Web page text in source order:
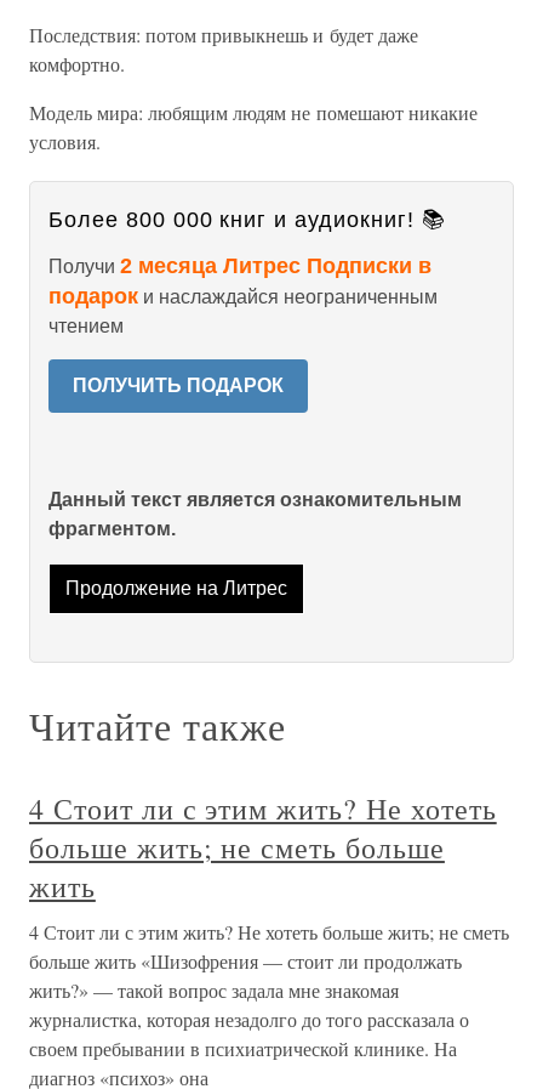
Последствия: потом привыкнешь и будет даже
комфортно.
Модель мира: любящим людям не помешают никакие
условия.
Более 800 000 книг и аудиокниг! 📚
Получи 2 месяца Литрес Подписки в
подарок и наслаждайся неограниченным
чтением
ПОЛУЧИТЬ ПОДАРОК
Данный текст является ознакомительным
фрагментом.
Продолжение на Литрес
Читайте также
4 Стоит ли с этим жить? Не хотеть
больше жить; не сметь больше
жить
4 Стоит ли с этим жить? Не хотеть больше жить; не сметь
больше жить «Шизофрения — стоит ли продолжать
жить?» — такой вопрос задала мне знакомая
журналистка, которая незадолго до того рассказала о
своем пребывании в психиатрической клинике. На
диагноз «психоз» она